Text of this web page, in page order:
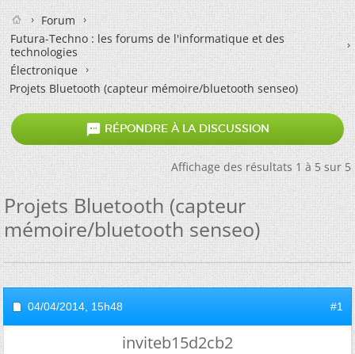
Forum
Futura-Techno : les forums de l'informatique et des
technologies
Électronique
Projets Bluetooth (capteur mémoire/bluetooth senseo)
 RÉPONDRE À LA DISCUSSION
Affichage des résultats 1 à 5 sur 5
Projets Bluetooth (capteur
mémoire/bluetooth senseo)
04/04/2014, 15h48 #1
inviteb15d2cb2